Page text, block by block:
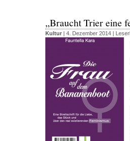
„Braucht Trier eine
Kultur | 4. Dezember 2014 |